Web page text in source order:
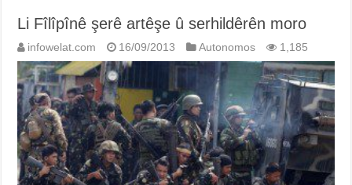
Li Fîlîpînê şerê artêşe û serhildêrên moro
infowelat.com 16/09/2013 Autonomos 1,185